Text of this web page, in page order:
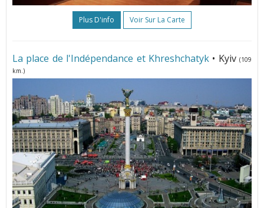
Plus D'info Voir Sur La Carte
La place de l'Indépendance et Khreshchatyk • Kyiv (109
km.)